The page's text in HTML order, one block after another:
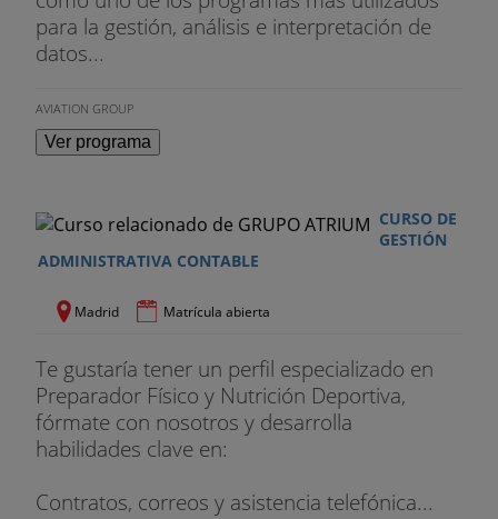
para la gestión, análisis e interpretación de
datos...
AVIATION GROUP
Ver programa
CURSO DE
GESTIÓN
ADMINISTRATIVA CONTABLE
Madrid Matrícula abierta
Te gustaría tener un perfil especializado en
Preparador Físico y Nutrición Deportiva,
fórmate con nosotros y desarrolla
habilidades clave en:
Contratos, correos y asistencia telefónica...